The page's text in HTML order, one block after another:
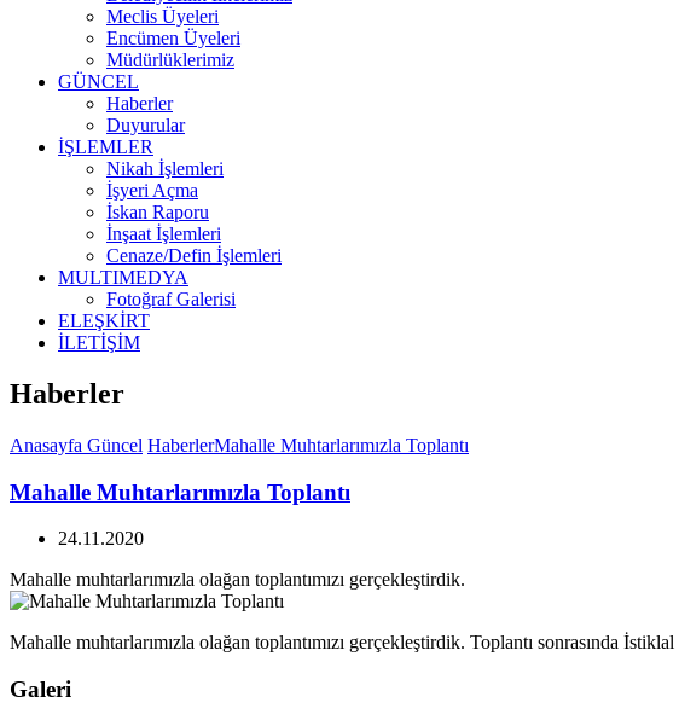
Meclis Üyeleri
Encümen Üyeleri
Müdürlüklerimiz
GÜNCEL
Haberler
Duyurular
İŞLEMLER
Nikah İşlemleri
İşyeri Açma
İskan Raporu
İnşaat İşlemleri
Cenaze/Defin İşlemleri
MULTIMEDYA
Fotoğraf Galerisi
ELEŞKİRT
İLETİŞİM
Haberler
Anasayfa Güncel HaberlerMahalle Muhtarlarımızla Toplantı
Mahalle Muhtarlarımızla Toplantı
24.11.2020
Mahalle muhtarlarımızla olağan toplantımızı gerçekleştirdik.
Mahalle muhtarlarımızla olağan toplantımızı gerçekleştirdik. Toplantı sonrasında
Galeri